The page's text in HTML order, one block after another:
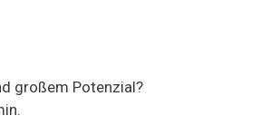
großem Potenzial?